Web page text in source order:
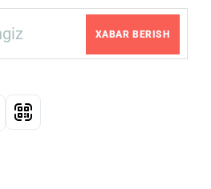
XABAR BERISH